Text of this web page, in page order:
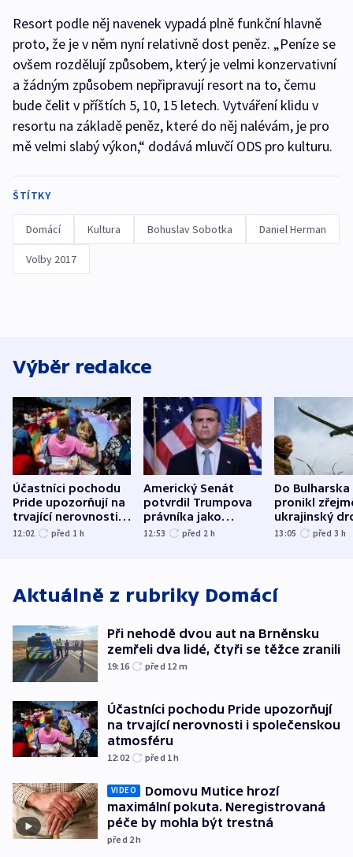
Resort podle něj navenek vypadá plně funkční hlavně
proto, že je v něm nyní relativně dost peněz. „Peníze se
ovšem rozdělují způsobem, který je velmi konzervativní
a žádným způsobem nepřipravují resort na to, čemu
bude čelit v příštích 5, 10, 15 letech. Vytváření klidu v
resortu na základě peněz, které do něj nalévám, je pro
mě velmi slabý výkon,“ dodává mluvčí ODS pro kulturu.
ŠTÍTKY
Domácí Kultura Bohuslav Sobotka Daniel Herman
Volby 2017
Výběr redakce
Účastníci pochodu
Pride upozorňují na
trvající nerovnosti i
společenskou
12:02 před 1 h
Americký Senát
potvrdil Trumpova
právníka jako
ministra
12:53 před 2 h
Do Bulharska
pronikl
ukrajinský
explodoval
13:05 před 3 h
Aktuálně z rubriky Domácí
Při nehodě dvou aut na Brněnsku
zemřeli dva lidé, čtyři se těžce zranili
19:16 před 12 m
Účastníci pochodu Pride upozorňují
na trvající nerovnosti i společenskou
atmosféru
12:02 před 1h
VIDEO
Domovu Mutice hrozí
maximální pokuta. Neregistrovaná
péče by mohla být trestná
před 2h